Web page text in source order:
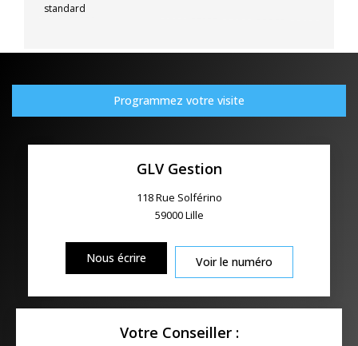
standard
Programmez votre visite
GLV Gestion
118 Rue Solférino
59000Lille
Nous écrire Voir le numéro
Votre Conseiller :